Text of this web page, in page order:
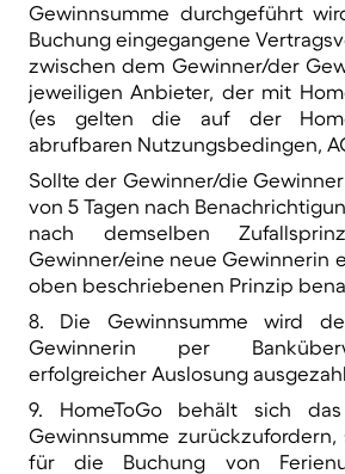
Gewinnsumme durchgeführt
Buchung eingegangene
zwischen dem Gewinner/der
jeweiligen Anbieter, der mit
(es gelten die auf der
abrufbaren Nutzungsbedingen,
Sollte der Gewinner/die
von 5 Tagen nach
nach demselben
Gewinner/eine neue Gewinnerin
oben beschriebenen Prinzip
8. Die Gewinnsumme wird
Gewinnerin per
erfolgreicher Auslosung
9. HomeToGo behält sich
Gewinnsumme
für die Buchung von